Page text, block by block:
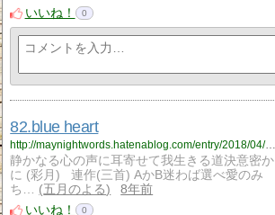
いいね！
0
82.blue heart
http://maynightwords.hatenablog.com/entry/2018/04/13/214229
静かなる心の声に耳寄せて我生きる道決意密か
に (彩月) 連作(三首) AかB迷わば選べ愛のみ
ち…
五月のよる
8年前
いいね！
0